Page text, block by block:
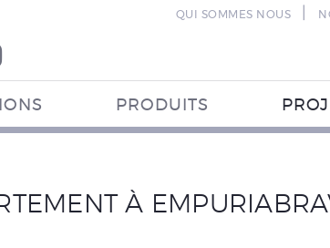
QUI SOMMES NOUS
PRODUITS
À